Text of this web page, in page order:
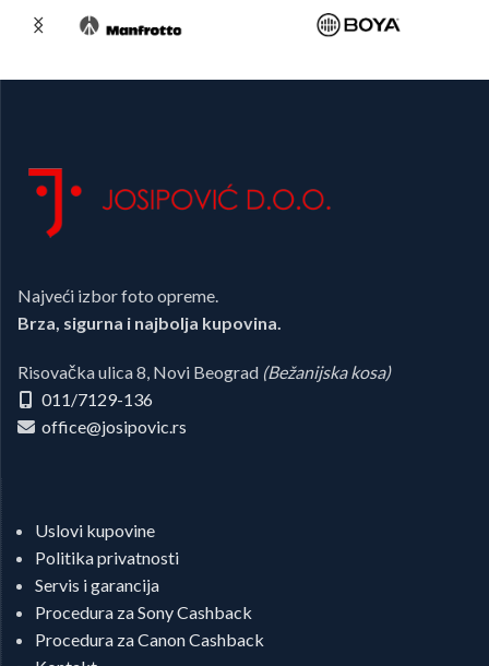
Najveći izbor foto opreme.
Brza, sigurna i najbolja kupovina.
Risovačka ulica 8, Novi Beograd (Bežanijska kosa)
011/7129-136
office@josipovic.rs
Uslovi kupovine
Politika privatnosti
Servis i garancija
Procedura za Sony Cashback
Procedura za Canon Cashback